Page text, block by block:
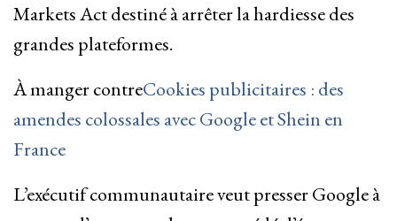
Markets Act destiné à arrêter la hardiesse des
grandes plateformes.
À manger contreCookies publicitaires : des
amendes colossales avec Google et Shein en
France
L’exécutif communautaire veut presser Google à